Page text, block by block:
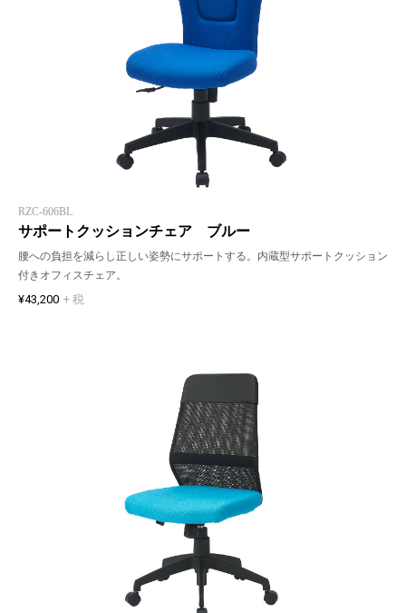
RZC-606BL
サポートクッションチェア ブルー
腰への負担を減らし正しい姿勢にサポートする。内蔵型サポートクッション
付きオフィスチェア。
¥43,200 + 税